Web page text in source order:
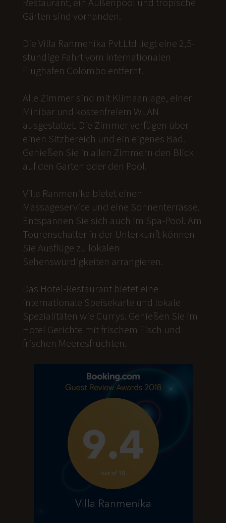
Gärten sind vorhanden.
Die Villa Ranmenika Pvt.Ltd liegt eine 2,5-
stündige Fahrt vom internationalen
Flughafen Colombo entfernt.
Alle Zimmer sind mit Klimaanlage, einer
Minibar und kostenfreiem WLAN
ausgestattet. Die Zimmer verfügen über
einen Sitzbereich und ein eigenes Bad.
Genießen Sie in allen Zimmern den Blick
auf den Garten oder den Pool.
Villa Ranmenika bietet einen
Massageservice und eine Sonnenterrasse.
Entspannen Sie sich auch im Spa-Pool. Am
Tourenschalter in der Unterkunft können
Sie Ausflüge zu lokalen
Sehenswürdigkeiten arrangieren.
Das Hotel-Restaurant bietet eine
internationale Speisekarte und lokale
Spezialitäten wie Currys. Genießen Sie im
Hotel Gerichte mit frischem Fisch und
frischen Meeresfrüchten.